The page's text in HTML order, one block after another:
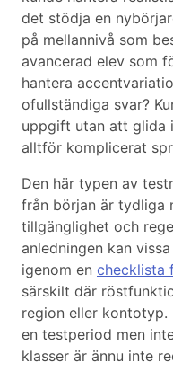
det stödja en
på mellannivå som
avancerad elev som
hantera
ofullständiga svar?
uppgift utan att glida
alltför komplicerat
Den här typen av
från början är tydliga
tillgänglighet och
anledningen kan
igenom en checklista
särskilt där
region eller
en testperiod men
klasser är ännu inte